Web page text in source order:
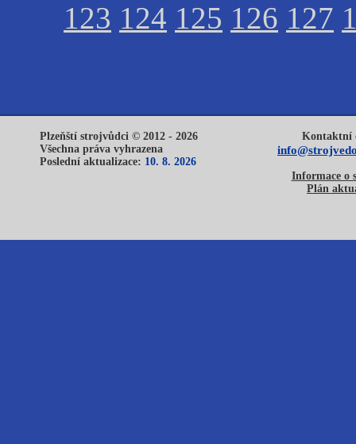
123 124 125 126 127
Plzeňští strojvůdci © 2012 - 2026
Všechna práva vyhrazena
Poslední aktualizace: 10. 8. 2026
Kontaktní
Informace o
Plán